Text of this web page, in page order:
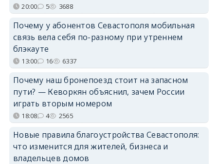
20:00 5 3688
Почему у абонентов Севастополя мобильная
связь вела себя по-разному при утреннем
блэкауте
13:00 16 6337
Почему наш бронепоезд стоит на запасном
пути? — Кеворкян объяснил, зачем России
играть вторым номером
18:08 4 2565
Новые правила благоустройства Севастополя:
что изменится для жителей, бизнеса и
владельцев домов